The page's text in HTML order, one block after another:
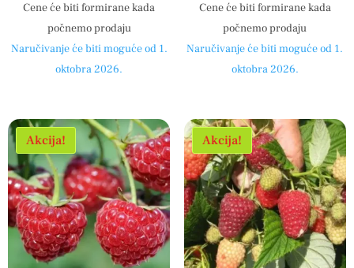
Cene će biti formirane kada
počnemo prodaju
Naručivanje će biti moguće od 1.
oktobra 2026.
Cene će biti formirane kada
počnemo prodaju
Naručivanje će biti moguće od 1.
oktobra 2026.
Akcija! Akcija!